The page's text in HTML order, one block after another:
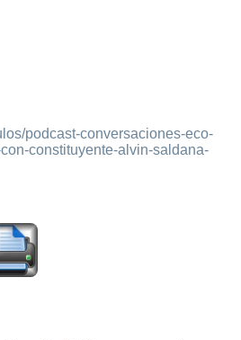
podcast-conversaciones-eco-
constituyente-alvin-saldana-